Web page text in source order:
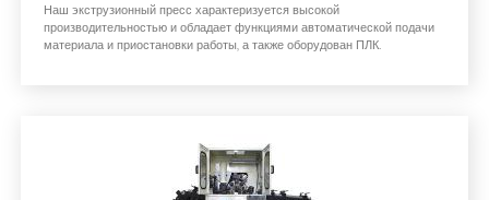
Наш экструзионный пресс характеризуется высокой
производительностью и обладает функциями автоматической подачи
материала и приостановки работы, а также оборудован ПЛК.